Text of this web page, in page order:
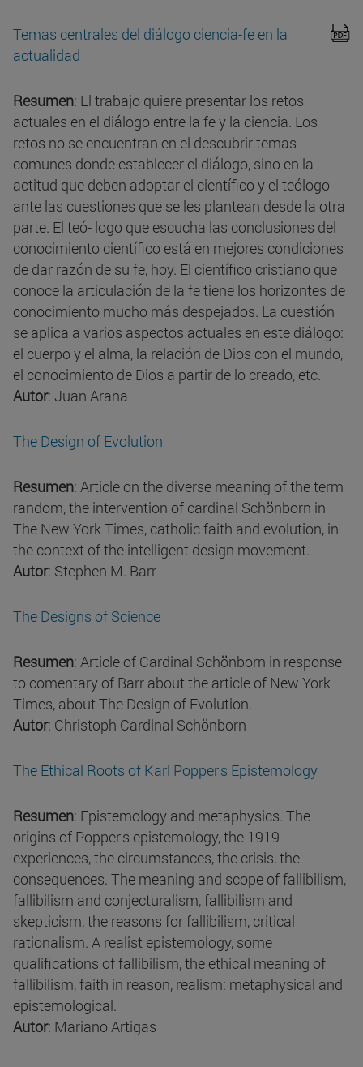
Temas centrales del diálogo ciencia-fe en la
actualidad
Resumen: El trabajo quiere presentar los retos
actuales en el diálogo entre la fe y la ciencia. Los
retos no se encuentran en el descubrir temas
comunes donde establecer el diálogo, sino en la
actitud que deben adoptar el científico y el teólogo
ante las cuestiones que se les plantean desde la otra
parte. El teó- logo que escucha las conclusiones del
conocimiento científico está en mejores condiciones
de dar razón de su fe, hoy. El científico cristiano que
conoce la articulación de la fe tiene los horizontes de
conocimiento mucho más despejados. La cuestión
se aplica a varios aspectos actuales en este diálogo:
el cuerpo y el alma, la relación de Dios con el mundo,
el conocimiento de Dios a partir de lo creado, etc.
Autor: Juan Arana
The Design of Evolution
Resumen: Article on the diverse meaning of the term
random, the intervention of cardinal Schönborn in
The New York Times, catholic faith and evolution, in
the context of the intelligent design movement.
Autor: Stephen M. Barr
The Designs of Science
Resumen: Article of Cardinal Schönborn in response
to comentary of Barr about the article of New York
Times, about The Design of Evolution.
Autor: Christoph Cardinal Schönborn
The Ethical Roots of Karl Popper's Epistemology
Resumen: Epistemology and metaphysics. The
origins of Popper's epistemology, the 1919
experiences, the circumstances, the crisis, the
consequences. The meaning and scope of fallibilism,
fallibilism and conjecturalism, fallibilism and
skepticism, the reasons for fallibilism, critical
rationalism. A realist epistemology, some
qualifications of fallibilism, the ethical meaning of
fallibilism, faith in reason, realism: metaphysical and
epistemological.
Autor: Mariano Artigas